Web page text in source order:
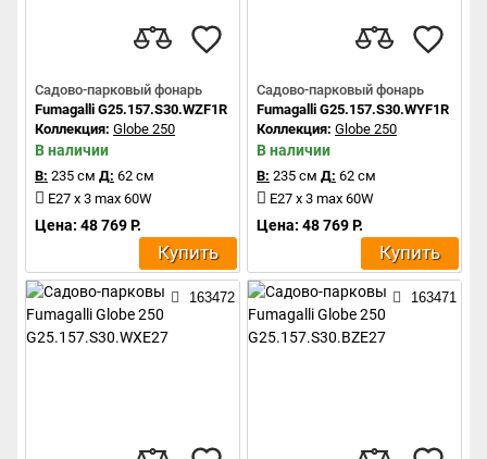
Садово-парковый фонарь
Fumagalli G25.157.S30.WZF1R
Коллекция: Globe 250
В наличии
В: 235 см Д: 62 см
E27 x 3 max 60W
Цена: 48 769 Р.
Купить
Садово-парковый фонарь
Fumagalli G25.157.S30.WYF1R
Коллекция: Globe 250
В наличии
В: 235 см Д: 62 см
E27 x 3 max 60W
Цена: 48 769 Р.
Купить
163472 163471